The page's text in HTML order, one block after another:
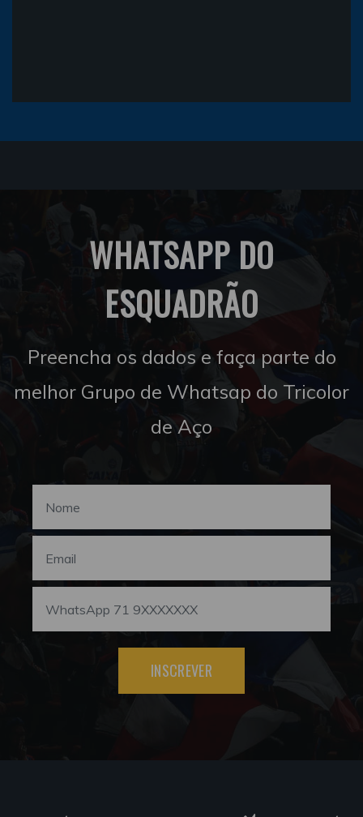
WHATSAPP DO
ESQUADRÃO
Preencha os dados e faça parte do
melhor Grupo de Whatsap do Tricolor
de Aço
INSCREVER